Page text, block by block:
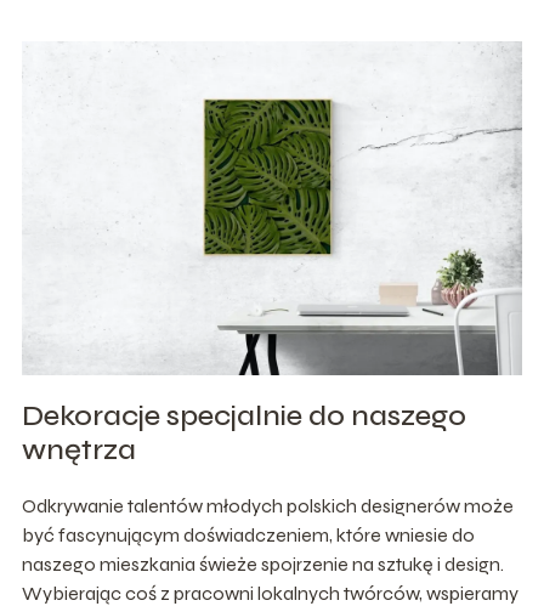
Dekoracje specjalnie do naszego
wnętrza
Odkrywanie talentów młodych polskich designerów może
być fascynującym doświadczeniem, które wniesie do
naszego mieszkania świeże spojrzenie na sztukę i design.
Wybierając coś z pracowni lokalnych twórców, wspieramy